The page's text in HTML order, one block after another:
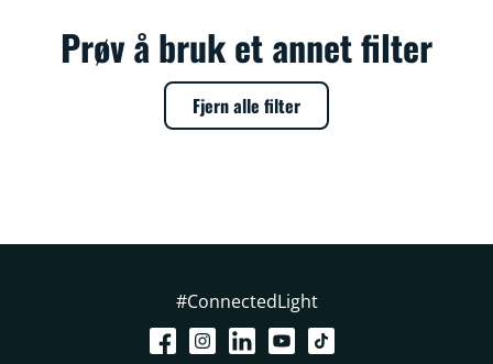
Prøv å bruk et annet filter
Fjern alle filter
#ConnectedLight